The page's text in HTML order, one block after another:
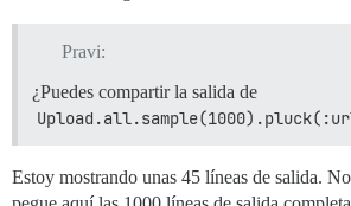
Pravi:
¿Puedes compartir la salida de
Estoy mostrando unas 45 líneas de salida.